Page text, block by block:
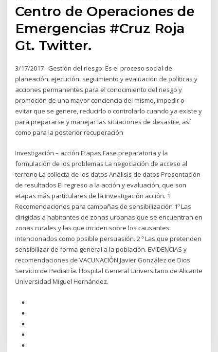
Centro de Operaciones de
Emergencias #Cruz Roja
Gt. Twitter.
3/17/2017 · Gestión del riesgo: Es el proceso social de
planeación, ejecución, seguimiento y evaluación de políticas y
acciones permanentes para el conocimiento del riesgo y
promoción de una mayor conciencia del mismo, impedir o
evitar que se genere, reducirlo o controlarlo cuando ya existe y
para prepararse y manejar las situaciones de desastre, así
como para la posterior recuperación
Investigación – acción Etapas Fase preparatoria y la
formulación de los problemas La negociación de acceso al
terreno La collecta de los datos Análisis de datos Presentación
de resultados El regreso a la acción y evaluación, que son
etapas más particulares de la investigación acción. 1.
Recomendaciones para campañas de sensibilización 1º Las
dirigidas a habitantes de zonas urbanas que se encuentran en
zonas rurales y las que inciden sobre los causantes
intencionados como posible persuasión. 2 º Las que pretenden
sensibilizar de forma general a la población. EVIDENCIAS y
recomendaciones de VACUNACIÓN Javier González de Dios
Servicio de Pediatría. Hospital General Universitario de Alicante
Universidad Miguel Hernández.